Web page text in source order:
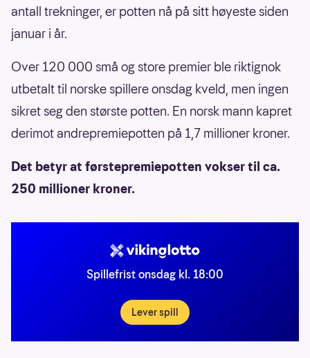
antall trekninger, er potten nå på sitt høyeste siden
januar i år.
Over 120 000 små og store premier ble riktignok
utbetalt til norske spillere onsdag kveld, men ingen
sikret seg den største potten. En norsk mann kapret
derimot andrepremiepotten på 1,7 millioner kroner.
Det betyr at førstepremiepotten vokser til ca.
250 millioner kroner.
Spillefrist onsdag kl. 18:00
Lever spill